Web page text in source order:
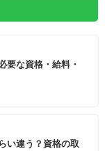
要な資格・給料・
い違う？資格の取